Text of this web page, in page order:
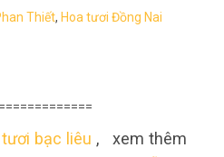
Thiết, Hoa tươi Đồng Nai
bạc liêu , xem thêm